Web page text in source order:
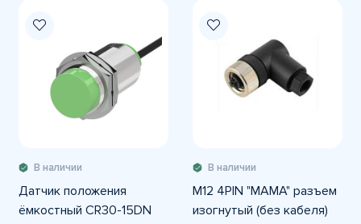
В наличии
Датчик положения
ёмкостный CR30-15DN
В наличии
M12 4PIN "MAMA" разъем
изогнутый (без кабеля)